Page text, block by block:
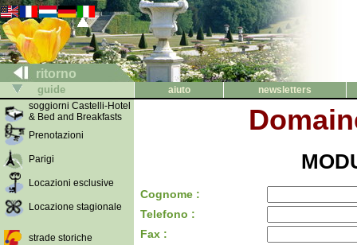
ritorno
guide aiuto
newsletters
soggiorni Castelli-Hotel
& Bed and Breakfasts
Prenotazioni
Parigi
Locazioni esclusive
Locazione stagionale
strade storiche
Cognome :
Telefono :
Fax :